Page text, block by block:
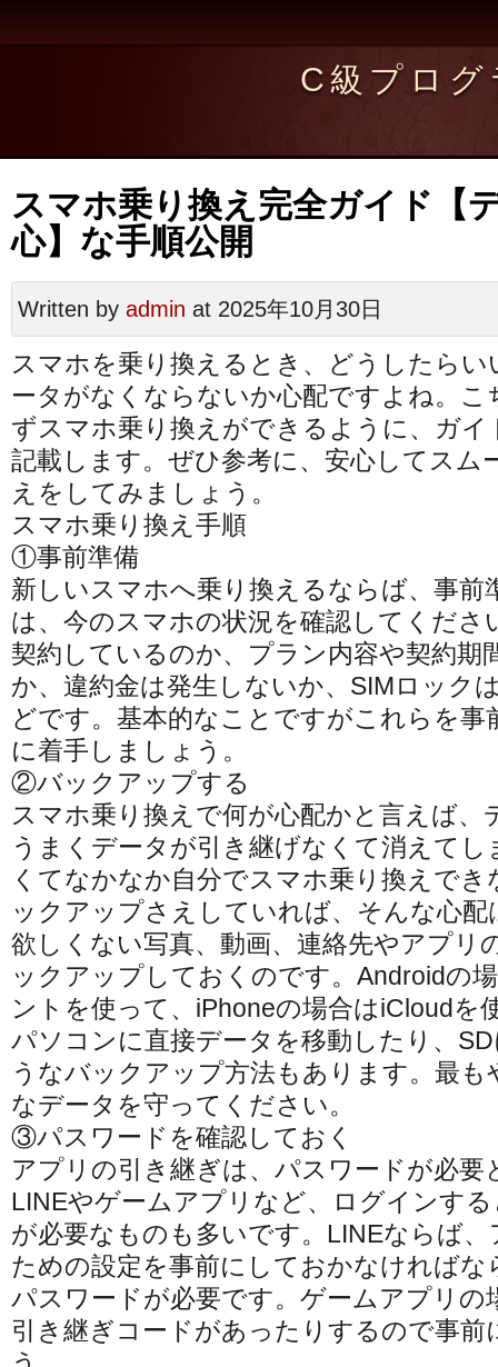
C級プロ
スマホ乗り換え完全ガイド【
心】な手順公開
Written by admin at 2025年10月30日
スマホを乗り換えるとき、どうしたら
ータがなくならないか心配ですよね。こ
ずスマホ乗り換えができるように、ガ
記載します。ぜひ参考に、安心してスム
えをしてみましょう。
スマホ乗り換え手順
①事前準備
新しいスマホへ乗り換えるならば、事前
は、今のスマホの状況を確認してくださ
契約しているのか、プラン内容や契約期
か、違約金は発生しないか、SIMロック
どです。基本的なことですがこれらを事
に着手しましょう。
②バックアップする
スマホ乗り換えで何が心配かと言えば、
うまくデータが引き継げなくて消えて
くてなかなか自分でスマホ乗り換えで
ックアップさえしていれば、そんな心
欲しくない写真、動画、連絡先やアプリ
ックアップしておくのです。Androidの
ントを使って、iPhoneの場合はiCloudを
パソコンに直接データを移動したり、
うなバックアップ方法もあります。最
なデータを守ってください。
③パスワードを確認しておく
アプリの引き継ぎは、パスワードが必要
LINEやゲームアプリなど、ログインす
が必要なものも多いです。LINEならば
ための設定を事前にしておかなければな
パスワードが必要です。ゲームアプリの
引き継ぎコードがあったりするので事